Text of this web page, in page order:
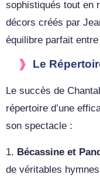
sophistiqués tout en
décors créés par
équilibre parfait
Le
Le succès de
répertoire d’une
son spectacle :
1. Bécassine et
de véritables